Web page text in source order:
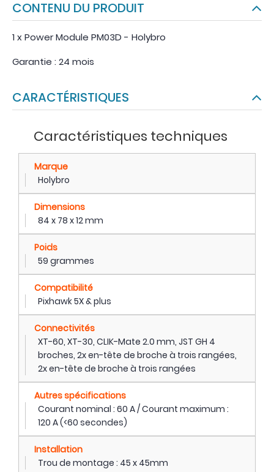
CONTENU DU PRODUIT
1 x Power Module PM03D - Holybro
Garantie : 24 mois
CARACTÉRISTIQUES
Caractéristiques techniques
Marque
Holybro
Dimensions
84 x 78 x 12 mm
Poids
59 grammes
Compatibilité
Pixhawk 5X & plus
Connectivités
XT-60, XT-30, CLIK-Mate 2.0 mm, JST GH 4
broches, 2x en-tête de broche à trois rangées,
2x en-tête de broche à trois rangées
Autres spécifications
Courant nominal : 60 A / Courant maximum :
120 A (<60 secondes)
Installation
Trou de montage : 45 x 45mm